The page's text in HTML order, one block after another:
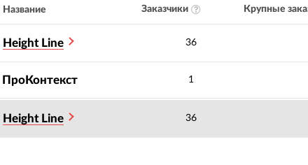
Название Заказчики Крупные
Height Line 36
ПроКонтекст 1
Height Line 36